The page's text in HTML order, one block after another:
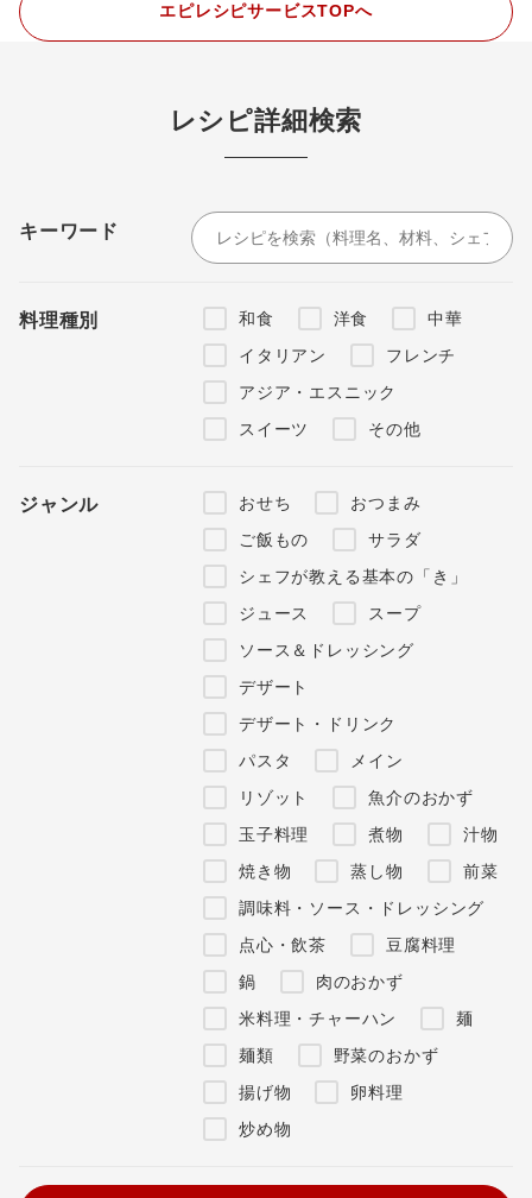
エピレシピサービスTOPへ
レシピ詳細検索
キーワード
料理種別 和食 洋食
中華
イタリアン
フレンチ
アジア・エスニック
スイーツ
その他
ジャンル おせち
おつまみ
ご飯もの
サラダ
シェフが教える基本の「き」
ジュース
スープ
ソース＆ドレッシング
デザート
デザート・ドリンク
パスタ
メイン
リゾット
魚介のおかず
玉子料理
煮物
汁物
焼き物
蒸し物
前菜
調味料・ソース・ドレッシング
点心・飲茶
豆腐料理
鍋
肉のおかず
米料理・チャーハン
麺
麺類
野菜のおかず
揚げ物
卵料理
炒め物